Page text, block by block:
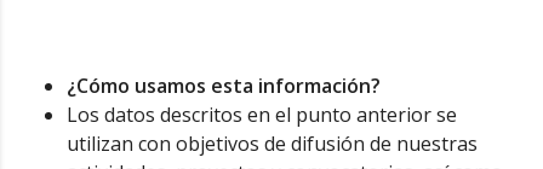
¿Cómo usamos esta información?
Los datos descritos en el punto anterior se
utilizan con objetivos de difusión de nuestras